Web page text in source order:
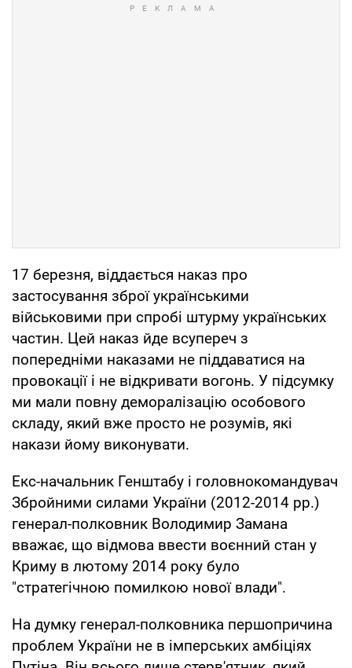
17 березня, віддається наказ про
застосування зброї українськими
військовими при спробі штурму українських
частин. Цей наказ йде всупереч з
попередніми наказами не піддаватися на
провокації і не відкривати вогонь. У підсумку
ми мали повну деморалізацію особового
складу, який вже просто не розумів, які
накази йому виконувати.
Екс-начальник Генштабу і головнокомандувач
Збройними силами України (2012-2014 рр.)
генерал-полковник Володимир Замана
вважає, що відмова ввести воєнний стан у
Криму в лютому 2014 року було
"стратегічною помилкою нової влади".
На думку генерал-полковника першопричина
проблем України не в імперських амбіціях